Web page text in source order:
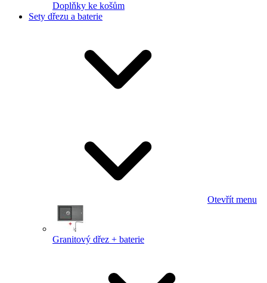
Doplňky ke košům
Sety dřezu a baterie
Otevřít menu
Granitový dřez + baterie